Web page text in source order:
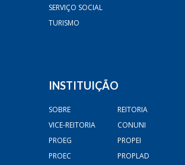
SERVIÇO SOCIAL
TURISMO
INSTITUIÇÃO
SOBRE
REITORIA
VICE-REITORIA
CONUNI
PROEG
PROPEI
PROEC
PROPLAD